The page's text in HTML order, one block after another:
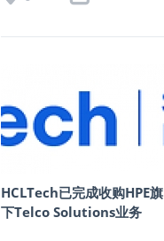
HCLTech已完成收购HPE旗
下Telco Solutions业务